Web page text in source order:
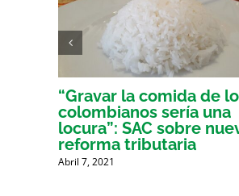
“Gravar la comida de
colombianos sería una
locura”: SAC sobre
reforma tributaria
Abril 7, 2021